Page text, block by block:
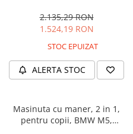
2.135,29 RON
1.524,19 RON
STOC EPUIZAT
ALERTA STOC
Masinuta cu maner, 2 in 1,
pentru copii, BMW M5,